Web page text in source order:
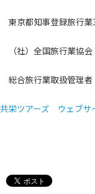
東京都知事登録旅行
（社）全国旅行業協会
総合旅行業取扱管理者
共栄ツアーズ ウェブサ